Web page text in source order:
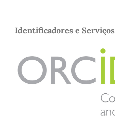
Identificadores e Serviços